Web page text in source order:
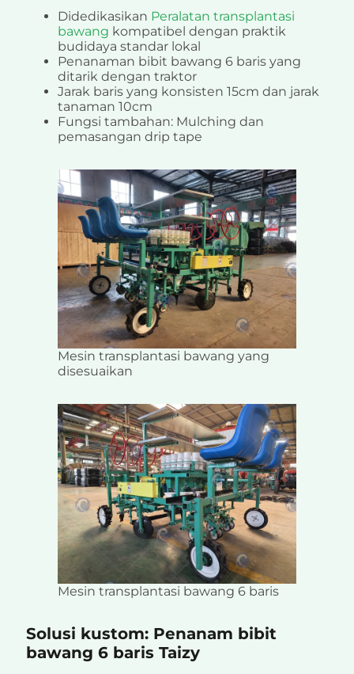
Didedikasikan Peralatan transplantasi
bawang kompatibel dengan praktik
budidaya standar lokal
Penanaman bibit bawang 6 baris yang
ditarik dengan traktor
Jarak baris yang konsisten 15cm dan jarak
tanaman 10cm
Fungsi tambahan: Mulching dan
pemasangan drip tape
Mesin transplantasi bawang yang
disesuaikan
Mesin transplantasi bawang 6 baris
Solusi kustom: Penanam bibit
bawang 6 baris Taizy